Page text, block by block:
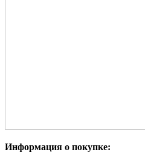
Информация о покупке: